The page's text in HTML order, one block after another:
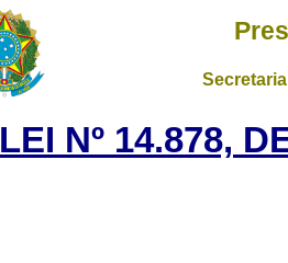
LEI Nº 14.878,